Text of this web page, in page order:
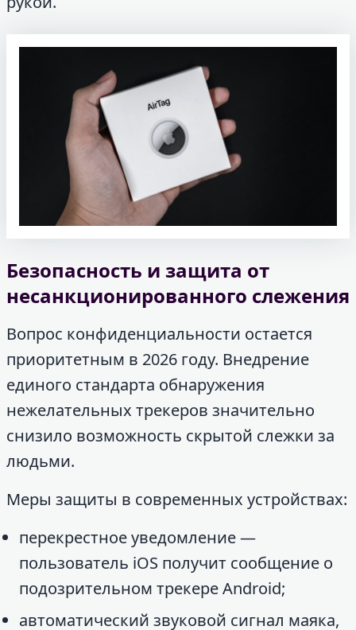
Безопасность и защита от
несанкционированного слежения
Вопрос конфиденциальности остается
приоритетным в 2026 году. Внедрение
единого стандарта обнаружения
нежелательных трекеров значительно
снизило возможность скрытой слежки за
людьми.
Меры защиты в современных устройствах:
перекрестное уведомление —
пользователь iOS получит сообщение о
подозрительном трекере Android;
автоматический звуковой сигнал маяка,